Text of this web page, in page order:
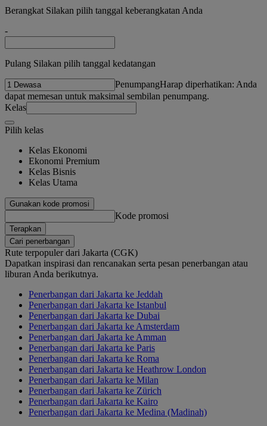
Berangkat Silakan pilih tanggal keberangkatan Anda
-
Pulang Silakan pilih tanggal kedatangan
PenumpangHarap diperhatikan: Anda
dapat memesan untuk maksimal sembilan penumpang.
Kelas
Pilih kelas
Kelas Ekonomi
Ekonomi Premium
Kelas Bisnis
Kelas Utama
Gunakan kode promosi
Kode promosi
Terapkan
Cari penerbangan
Rute terpopuler dari Jakarta (CGK)
Dapatkan inspirasi dan rencanakan serta pesan penerbangan atau
liburan Anda berikutnya.
Penerbangan dari Jakarta ke Jeddah
Penerbangan dari Jakarta ke Istanbul
Penerbangan dari Jakarta ke Dubai
Penerbangan dari Jakarta ke Amsterdam
Penerbangan dari Jakarta ke Amman
Penerbangan dari Jakarta ke Paris
Penerbangan dari Jakarta ke Roma
Penerbangan dari Jakarta ke Heathrow London
Penerbangan dari Jakarta ke Milan
Penerbangan dari Jakarta ke Zürich
Penerbangan dari Jakarta ke Kairo
Penerbangan dari Jakarta ke Medina (Madinah)